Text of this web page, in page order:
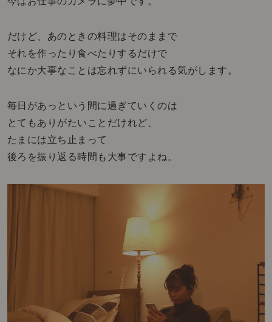
だけど、あのときの料理はそのままで
それを作ったり食べたりするだけで
なにか大事なことは忘れずにいられる気がします。
毎日があっという間に過ぎていくのは
とてもありがたいことだけれど、
たまには立ち止まって
後ろを振り返る時間も大事ですよね。